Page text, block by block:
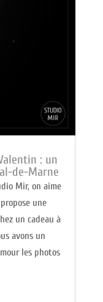
: un
de-Marne
Mir, on aime
une
un cadeau à
avons un
les photos